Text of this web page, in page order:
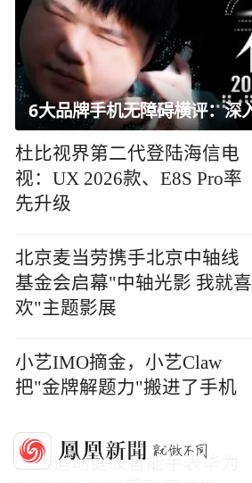
杜比视界第二代登陆海信电
视：UX 2026款、E8S Pro率
先升级
北京麦当劳携手北京中轴线
基金会启幕"中轴光影 我就喜
欢"主题影展
小艺IMO摘金，小艺Claw
把"金牌解题力"搬进了手机
大众运动健康智能手表华为